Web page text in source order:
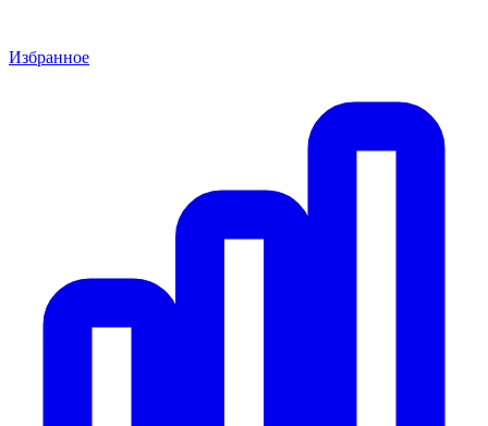
Избранное